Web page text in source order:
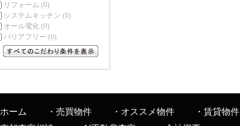
リフォーム (0)
システムキッチン (0)
オール電化 (0)
バリアフリー (0)
ホーム 売買物件 オススメ物件
賃貸物件